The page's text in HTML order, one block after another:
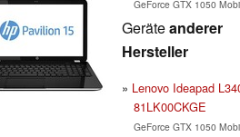
GeForce GTX 1050
Geräteanderer
Hersteller
Lenovo Ideapad
81LK00CKGE
GeForce GTX 1050